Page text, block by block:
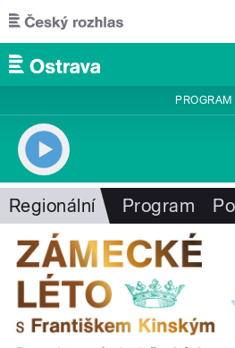
Přejít k hlavnímu obsahu
PROGRAM
Regionální Program